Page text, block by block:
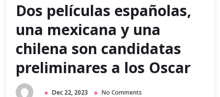
Dos películas españolas,
una mexicana y una
chilena son candidatas
preliminares a los Oscar
Dec 22, 2023 No Comments